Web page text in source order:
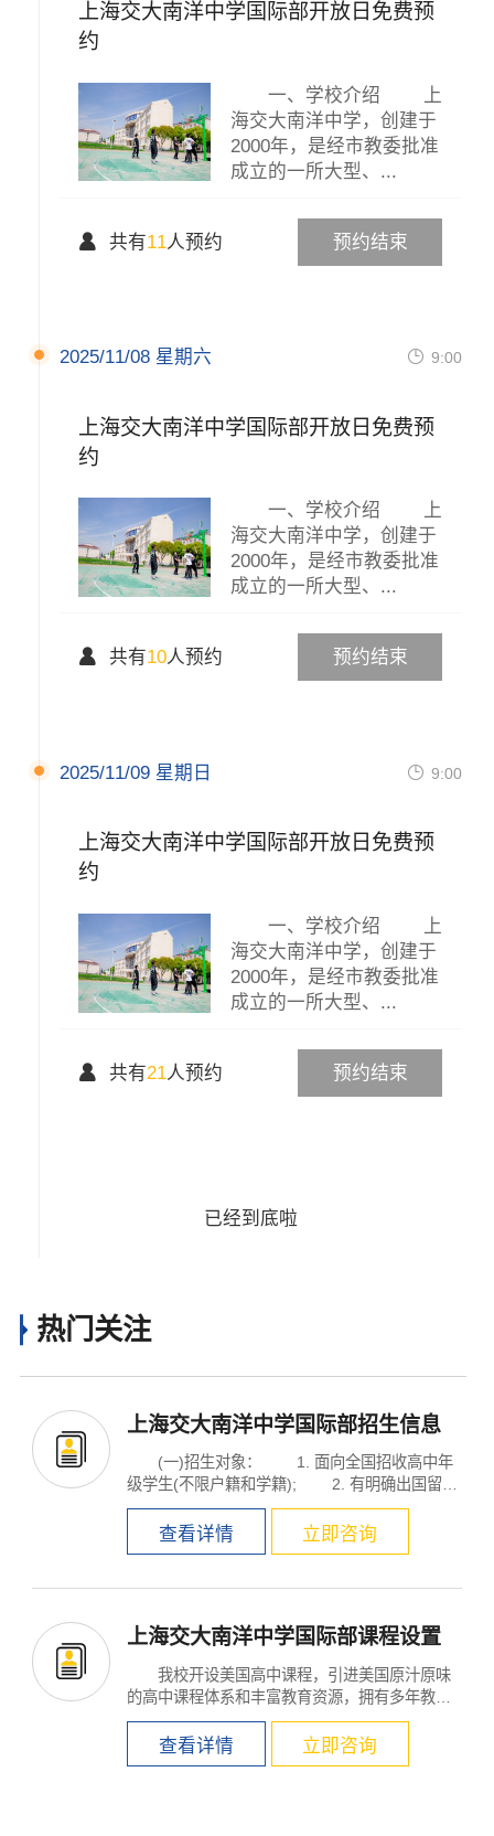
上海交大南洋中学国际部开放日免费预
约
一、学校介绍 上
海交大南洋中学，创建于
2000年，是经市教委批准
成立的一所大型、...
预约结束
 共有11人预约
2025/11/08 星期六  9:00
上海交大南洋中学国际部开放日免费预
约
一、学校介绍 上
海交大南洋中学，创建于
2000年，是经市教委批准
成立的一所大型、...
预约结束
 共有10人预约
2025/11/09 星期日  9:00
上海交大南洋中学国际部开放日免费预
约
一、学校介绍 上
海交大南洋中学，创建于
2000年，是经市教委批准
成立的一所大型、...
预约结束
 共有21人预约
已经到底啦
热门关注
上海交大南洋中学国际部招生信息
(一)招生对象： 1. 面向全国招收高中年
级学生(不限户籍和学籍); 2. 有明确出国留
学...
查看详情 立即咨询
上海交大南洋中学国际部课程设置
我校开设美国高中课程，引进美国原汁原味
的高中课程体系和丰富教育资源，拥有多年教学
经验。全英文...
查看详情 立即咨询